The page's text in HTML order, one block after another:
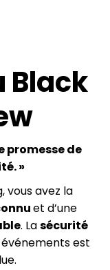
Black
promesse de
»
vous avez la
et d’une
. Lasécurité
est